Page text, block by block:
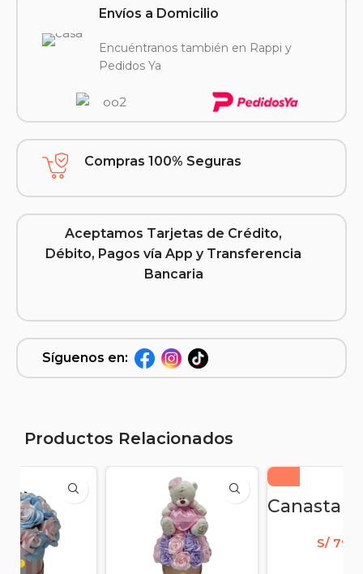
Envíos a Domicilio
Encuéntranos también en Rappi y
Pedidos Ya
Compras 100% Seguras
Aceptamos Tarjetas de Crédito,
Débito, Pagos vía App y Transferencia
Bancaria
Síguenos en:
Productos Relacionados
S/